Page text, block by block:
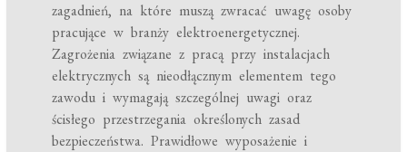
zagadnień, na które muszą zwracać uwagę osoby
pracujące w branży elektroenergetycznej.
Zagrożenia związane z pracą przy instalacjach
elektrycznych są nieodłącznym elementem tego
zawodu i wymagają szczególnej uwagi oraz
ścisłego przestrzegania określonych zasad
bezpieczeństwa. Prawidłowe wyposażenie i